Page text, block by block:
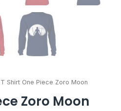
Shirt One Piece Zoro Moon
Zoro Moon